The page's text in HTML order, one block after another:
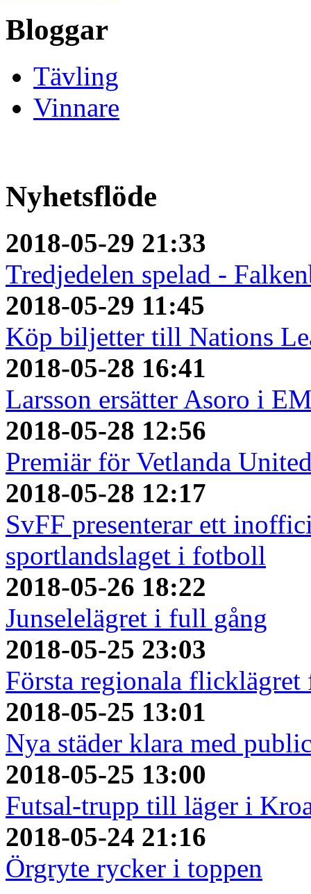
Bloggar
Tävling
Vinnare
Nyhetsflöde
2018-05-29 21:33
Tredjedelen spelad -
2018-05-29 11:45
Köp biljetter till Nations
2018-05-28 16:41
Larsson ersätter Asoro i
2018-05-28 12:56
Premiär för Vetlanda
2018-05-28 12:17
SvFF presenterar ett
sportlandslaget i fotboll
2018-05-26 18:22
Junselelägret i full gång
2018-05-25 23:03
Första regionala
2018-05-25 13:01
Nya städer klara med
2018-05-25 13:00
Futsal-trupp till läger i
2018-05-24 21:16
Örgryte rycker i toppen